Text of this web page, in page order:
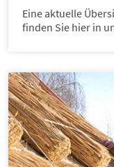
Eine aktuelle
finden Sie hier in